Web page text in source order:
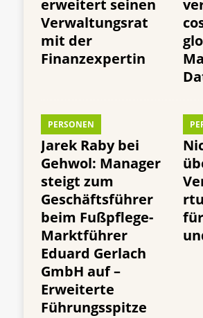
erweitert seinen
Verwaltungsrat
mit der
Finanzexpertin
PERSONEN
Jarek Raby bei
Gehwol: Manager
steigt zum
Geschäftsführer
beim Fußpflege-
Marktführer
Eduard Gerlach
GmbH auf –
Erweiterte
Führungsspitze